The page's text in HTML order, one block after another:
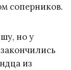
соперников.
но у
из